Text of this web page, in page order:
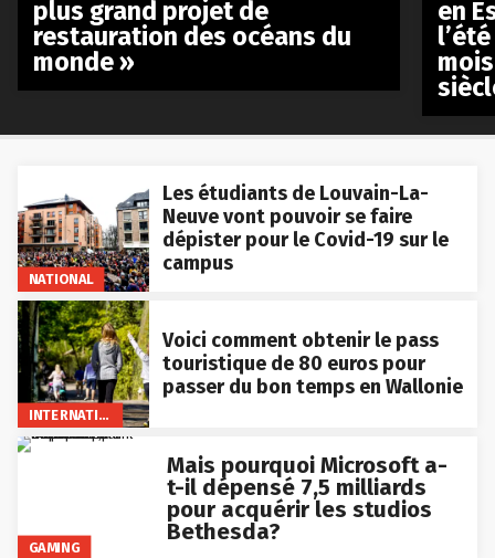
NATIONAL
Les étudiants de Louvain-La-
Neuve vont pouvoir se faire
dépister pour le Covid-19 sur le
campus
INTERNATIONAL
Voici comment obtenir le pass
touristique de 80 euros pour
passer du bon temps en Wallonie
GAMING
Mais pourquoi Microsoft a-
t-il dépensé 7,5 milliards
pour acquérir les studios
Bethesda?
plus grand projet de
restauration des océans du
monde »
en